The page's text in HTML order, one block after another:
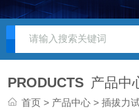
PRODUCTS 产品中
首页 > 产品中心 >插拔力